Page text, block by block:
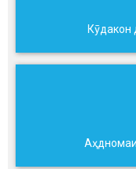
Кӯдакон
Аҳдномаи